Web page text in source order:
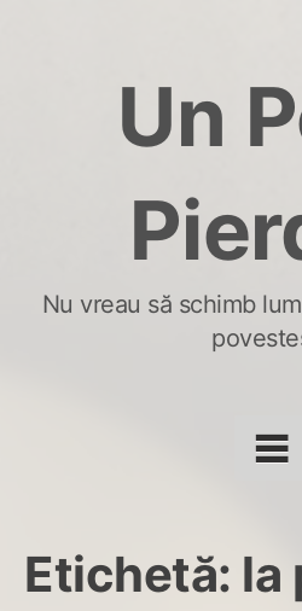
Un
Nu vreau să schimb
Etichetă: la